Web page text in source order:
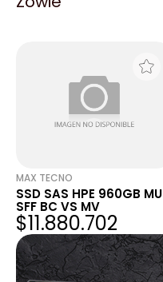
MAX TECNO
SSD SAS HPE 960GB MU
SFF BC VS MV
$11.880.702